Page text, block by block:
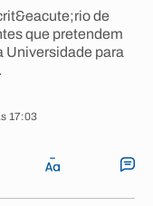
de
que pretendem
Universidade para
17:03